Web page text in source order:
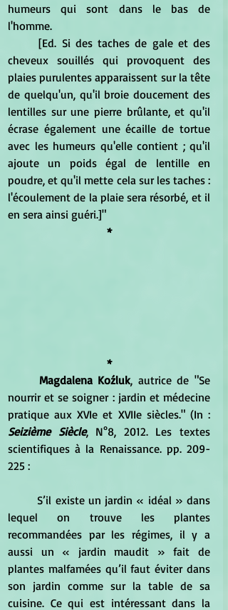
humeurs qui sont dans le bas de
l'homme.
	[Ed. Si des taches de gale et des
cheveux souillés qui provoquent des
plaies purulentes apparaissent sur la tête
de quelqu'un, qu'il broie doucement des
lentilles sur une pierre brûlante, et qu'il
écrase également une écaille de tortue
avec les humeurs qu'elle contient ; qu'il
ajoute un poids égal de lentille en
poudre, et qu'il mette cela sur les taches :
l'écoulement de la plaie sera résorbé, et il
en sera ainsi guéri.]"
*
*
Magdalena Koźluk, autrice de "Se
nourrir et se soigner : jardin et médecine
Seizième Siècle, N°8, 2012. Les textes
scientifiques à la Renaissance. pp. 209-
225 :
lequel on trouve les plantes
recommandées par les régimes, il y a
aussi un « jardin maudit » fait de
plantes malfamées qu’il faut éviter dans
son jardin comme sur la table de sa
cuisine. Ce qui est intéressant dans la